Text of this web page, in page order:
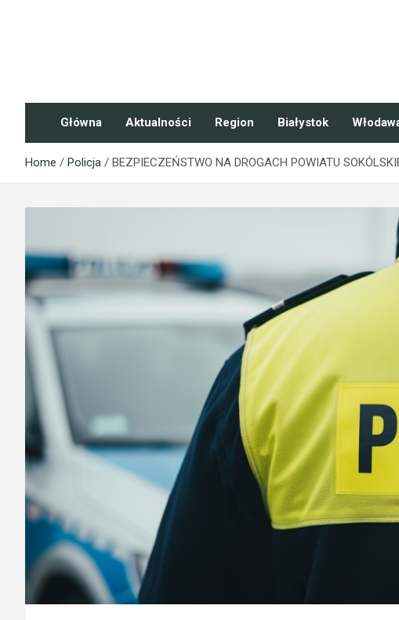
NaszePodlasie.pl
Główna Aktualności Region Białystok
Home Policja BEZPIECZEŃSTWO NA DROGACH POWIATU